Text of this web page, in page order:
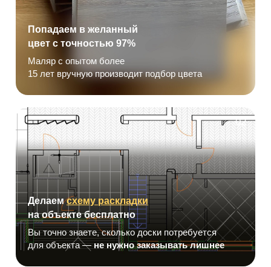
Попадаем в желанный
цвет с точностью 97%
Маляр с опытом более
15 лет вручную производит подбор цвета
02
Делаемсхему раскладки
на объекте бесплатно
Вы точно знаете, сколько доски потребуется
для объекта — не нужно заказывать лишнее